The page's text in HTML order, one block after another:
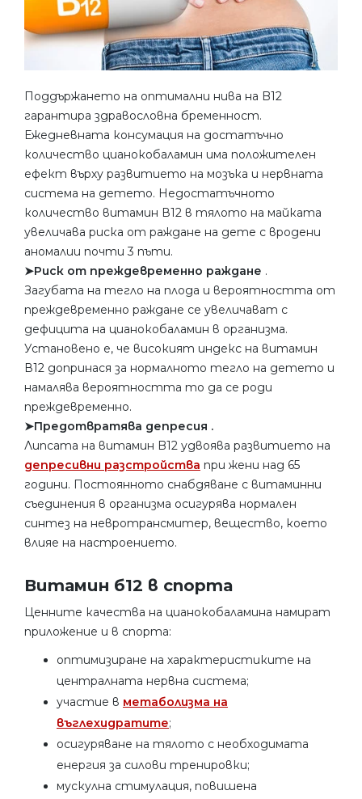
Поддържането на оптимални нива на B12
гарантира здравословна бременност.
Ежедневната консумация на достатъчно
количество цианокобаламин има положителен
ефект върху развитието на мозъка и нервната
система на детето. Недостатъчното
количество витамин В12 в тялото на майката
увеличава риска от раждане на дете с вродени
аномалии почти 3 пъти.
➤Риск от преждевременно раждане .
Загубата на тегло на плода и вероятността от
преждевременно раждане се увеличават с
дефицита на цианокобаламин в организма.
Установено е, че високият индекс на витамин
В12 допринася за нормалното тегло на детето и
намалява вероятността то да се роди
преждевременно.
➤Предотвратява депресия .
Липсата на витамин B12 удвоява развитието на
депресивни разстройства при жени над 65
години. Постоянното снабдяване с витаминни
съединения в организма осигурява нормален
синтез на невротрансмитер, вещество, което
влияе на настроението.
Витамин б12 в спорта
Ценните качества на цианокобаламина намират
приложение и в спорта:
оптимизиране на характеристиките на
централната нервна система;
участие в метаболизма на
въглехидратите;
осигуряване на тялото с необходимата
енергия за силови тренировки;
мускулна стимулация, повишена